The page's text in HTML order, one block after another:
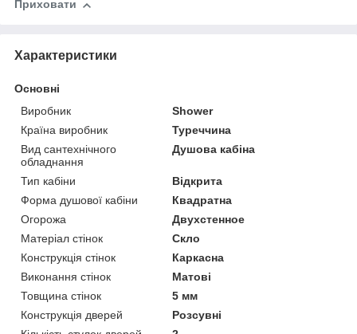
Приховати
Характеристики
Основні
Виробник
Shower
Країна виробник
Туреччина
Вид сантехнічного
обладнання
Душова кабіна
Тип кабіни
Відкрита
Форма душової кабіни
Квадратна
Огорожа
Двухстенное
Матеріал стінок
Скло
Конструкція стінок
Каркасна
Виконання стінок
Матові
Товщина стінок
5 мм
Конструкція дверей
Розсувні